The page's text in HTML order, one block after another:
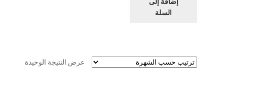
السلة
عرض النتيجة الوحيدة